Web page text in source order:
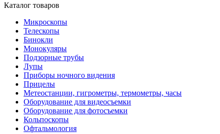
Каталог товаров
Микроскопы
Телескопы
Бинокли
Монокуляры
Подзорные трубы
Лупы
Приборы ночного видения
Прицелы
Метеостанции, гигрометры, термометры, часы
Оборудование для видеосъемки
Оборудование для фотосъемки
Кольпоскопы
Офтальмология